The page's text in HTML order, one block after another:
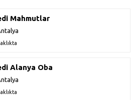
Mahmutlar
Alanya Oba